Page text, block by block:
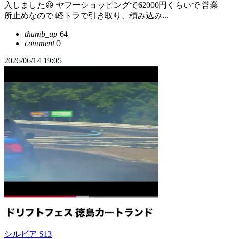
入しました😆 ヤフーショッピングで62000円くらいで 営業
所止めなので 軽トラで引き取り、積み込み...
thumb_up 64
comment0
2026/06/14 19:05
シルビア S13